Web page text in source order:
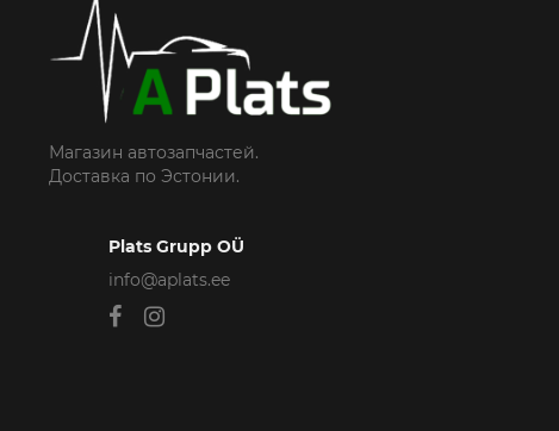
Магазин автозапчастей.
Доставка по Эстонии.
Plats Grupp OÜ
info@aplats.ee